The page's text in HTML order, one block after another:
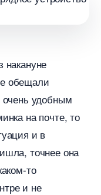
обещали
удобным
на почте, то
и
точнее она
то
и не